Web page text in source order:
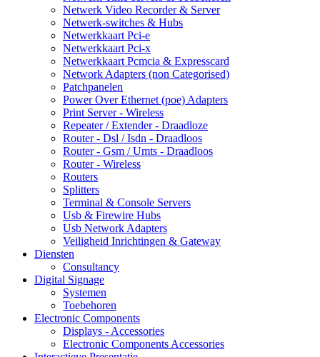
Netwerk Video Recorder & Server
Netwerk-switches & Hubs
Netwerkkaart Pci-e
Netwerkkaart Pci-x
Netwerkkaart Pcmcia & Expresscard
Network Adapters (non Categorised)
Patchpanelen
Power Over Ethernet (poe) Adapters
Print Server - Wireless
Repeater / Extender - Draadloze
Router - Dsl / Isdn - Draadloos
Router - Gsm / Umts - Draadloos
Router - Wireless
Routers
Splitters
Terminal & Console Servers
Usb & Firewire Hubs
Usb Network Adapters
Veiligheid Inrichtingen & Gateway
Diensten
Consultancy
Digital Signage
Systemen
Toebehoren
Electronic Components
Displays - Accessories
Electronic Components Accessories